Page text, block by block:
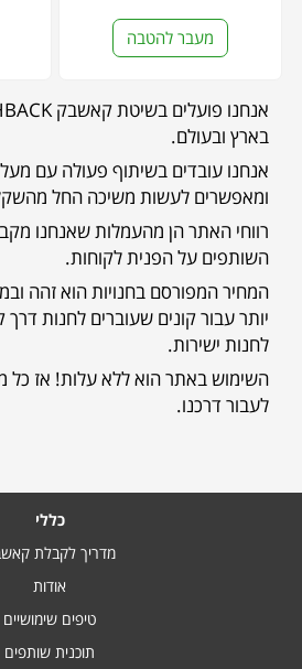
מעבר להטבה
בארץ ובעולם.
ומאפשרים לעשות משיכה החל
רווחי האתר הן מהעמלות שאנחנו
השותפים על הפנית לקוחות.
המחיר המפורסם בחנויות הוא זהה
יותר עבור קונים שעוברים לחנות
לחנות ישירות.
השימוש באתר הוא ללא עלות! אז כל
לעבור דרכנו.
כללי
מדריך לקבלת
אודות
טיפים שימושיים
תוכנית שותפים